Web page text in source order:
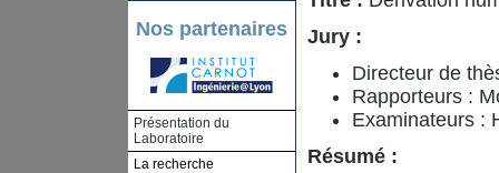
Nos partenaires
Présentation du
Laboratoire
La recherche
Jury :
Directeur de
Rapporteurs :
Examinateurs :
Résumé :